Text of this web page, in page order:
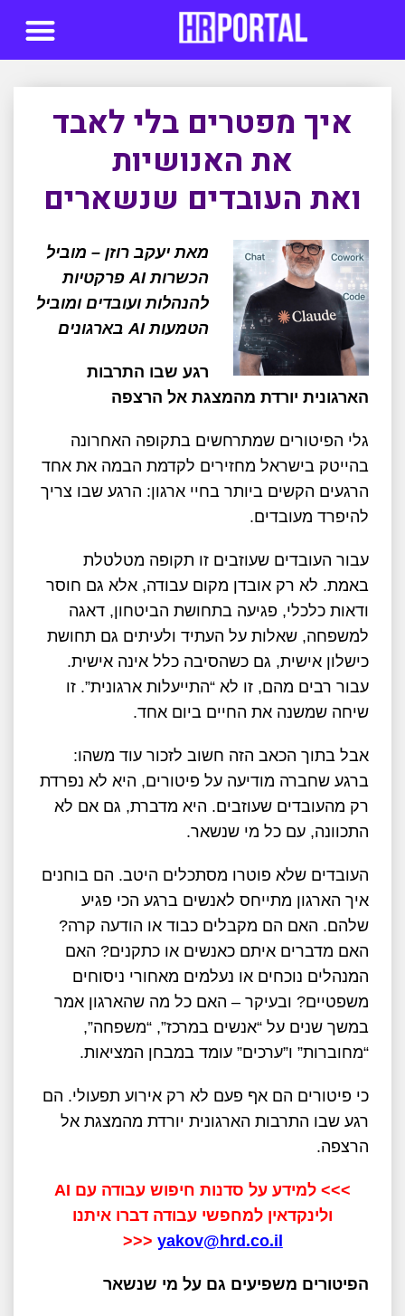
איך מפטרים בלי לאבד
את האנושיות
ואת העובדים שנשארים
מאת יעקב רוזן – מוביל
הכשרות AI פרקטיות
להנהלות ועובדים ומוביל
הטמעות AI בארגונים
רגע שבו התרבות
הארגונית יורדת מהמצגת אל הרצפה
גלי הפיטורים שמתרחשים בתקופה האחרונה
בהייטק בישראל מחזירים לקדמת הבמה את אחד
הרגעים הקשים ביותר בחיי ארגון: הרגע שבו צריך
להיפרד מעובדים.
עבור העובדים שעוזבים זו תקופה מטלטלת
באמת. לא רק אובדן מקום עבודה, אלא גם חוסר
ודאות כלכלי, פגיעה בתחושת הביטחון, דאגה
למשפחה, שאלות על העתיד ולעיתים גם תחושת
כישלון אישית, גם כשהסיבה כלל אינה אישית.
עבור רבים מהם, זו לא “התייעלות ארגונית”. זו
שיחה שמשנה את החיים ביום אחד.
אבל בתוך הכאב הזה חשוב לזכור עוד משהו:
ברגע שחברה מודיעה על פיטורים, היא לא נפרדת
רק מהעובדים שעוזבים. היא מדברת, גם אם לא
התכוונה, עם כל מי שנשאר.
העובדים שלא פוטרו מסתכלים היטב. הם בוחנים
איך הארגון מתייחס לאנשים ברגע הכי פגיע
שלהם. האם הם מקבלים כבוד או הודעה קרה?
האם מדברים איתם כאנשים או כתקנים? האם
המנהלים נוכחים או נעלמים מאחורי ניסוחים
משפטיים? ובעיקר – האם כל מה שהארגון אמר
במשך שנים על “אנשים במרכז”, “משפחה”,
“מחוברות” ו”ערכים” עומד במבחן המציאות.
כי פיטורים הם אף פעם לא רק אירוע תפעולי. הם
רגע שבו התרבות הארגונית יורדת מהמצגת אל
הרצפה.
>>>
למידע על סדנות חיפוש עבודה עם AI
ולינקדאין למחפשי עבודה דברו איתנו
yakov@hrd.co.il
<<<
הפיטורים משפיעים גם על מי שנשאר